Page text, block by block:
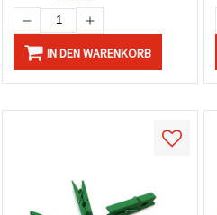
IN DEN WARENKORB